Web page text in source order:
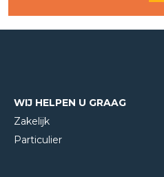
WIJ HELPEN U GRAAG
Zakelijk
Particulier